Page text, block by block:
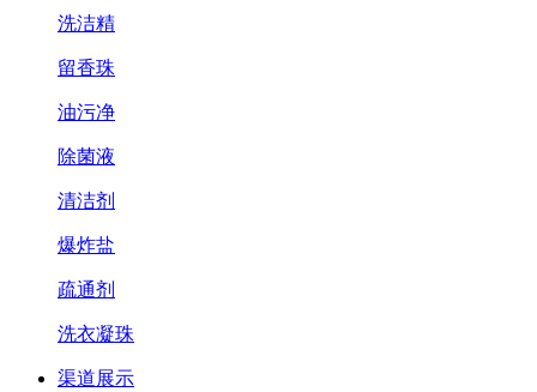
洗洁精
留香珠
油污净
除菌液
清洁剂
爆炸盐
疏通剂
洗衣凝珠
渠道展示